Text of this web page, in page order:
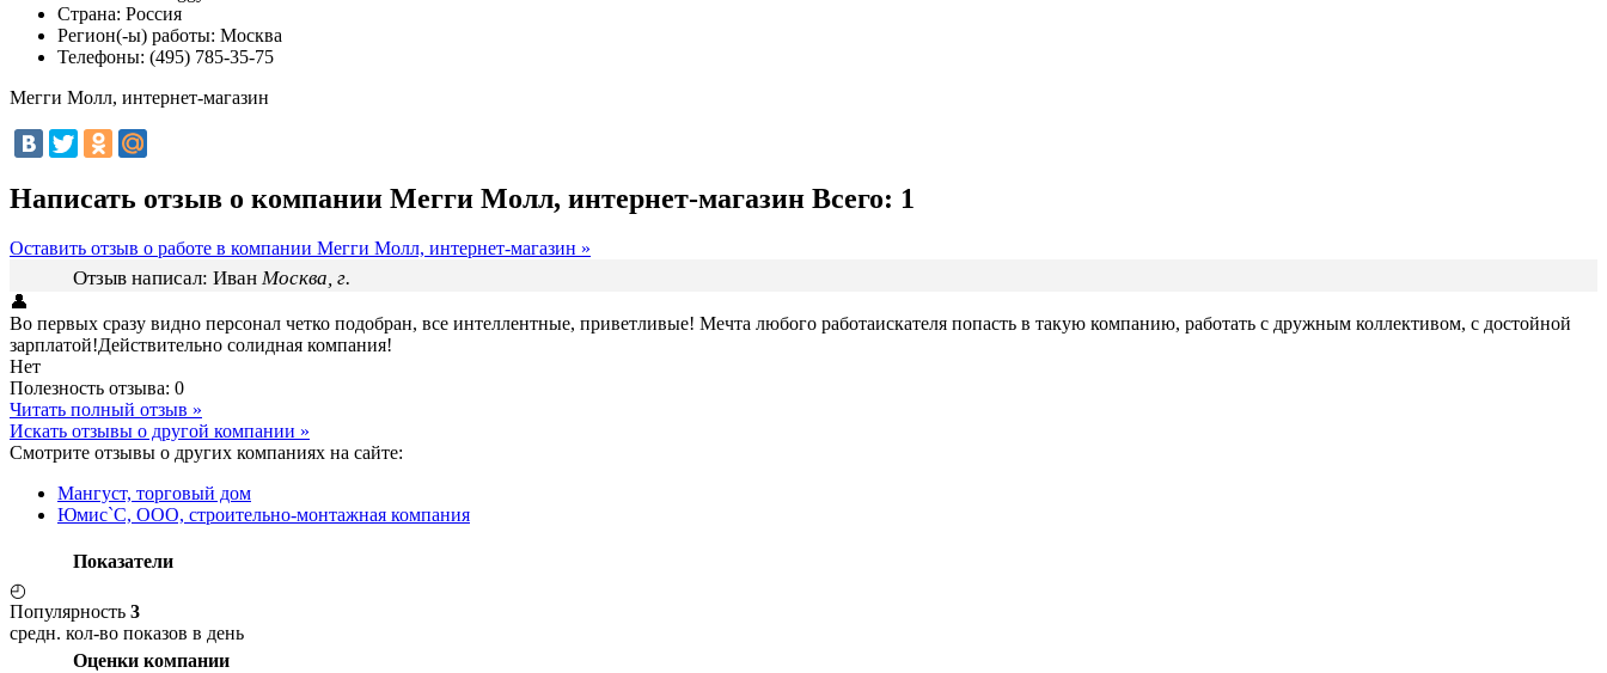
Страна: Россия
Регион(-ы) работы: Москва
Телефоны: (495) 785-35-75
Мегги Молл, интернет-магазин
Написать отзыв о компании Мегги Молл, интернет-магазин Всего: 1
Оставить отзыв о работе в компании Мегги Молл, интернет-магазин »
Отзыв написал: Иван Москва, г.
👤
Во первых сразу видно персонал четко подобран, все интеллентные, приветливые! Мечта любого работаискателя попасть в такую компанию, работать с дружным коллективом, с достойной
зарплатой!Действительно солидная компания!
Нет
Полезность отзыва: 0
Читать полный отзыв »
Искать отзывы о другой компании »
Смотрите отзывы о других компаниях на сайте:
Мангуст, торговый дом
Юмис`С, ООО, строительно-монтажная компания
Показатели
◴
Популярность 3
средн. кол-во показов в день
Оценки компании